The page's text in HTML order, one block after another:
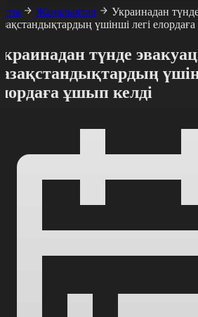
Жаңалықтар
Украинадан
үшінші легі
түнде
ұшып келді